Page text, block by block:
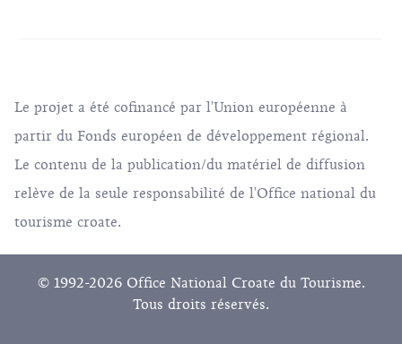
Le projet a été cofinancé par l'Union européenne à
partir du Fonds européen de développement régional.
Le contenu de la publication/du matériel de diffusion
relève de la seule responsabilité de l'Office national du
tourisme croate.
© 1992-2026 Office National Croate du Tourisme.
Tous droits réservés.